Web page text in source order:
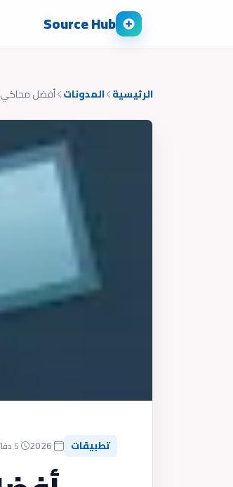
Source Hub
الرئيسية المدونات أفضل محاكي PSP للأندرويد لتشغيل ألعاب البلايستيشن المحمولة
تطبيقات